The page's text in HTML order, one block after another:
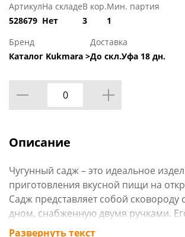
Артикул
528679
На складе
Нет
В кор.
3
Мин. партия
1
Бренд
Каталог Kukmara >
Доставка
До скл.Уфа 18 дн.
Описание
Чугунный садж – это идеальное
приготовления вкусной пищи на
Садж представляет собой сковороду
дном, снабженную двумя ручками.
расположить на учаге для казана и на
Развернуть текст